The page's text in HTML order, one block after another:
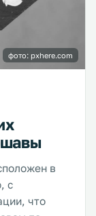
фото: pxhere.com
в
с
что